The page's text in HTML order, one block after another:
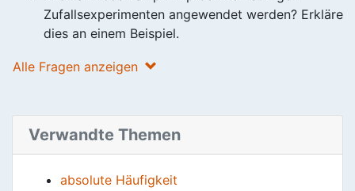
Zufallsexperimenten angewendet werden? Erkläre
dies an einem Beispiel.
Alle Fragen anzeigen
Verwandte Themen
absolute Häufigkeit